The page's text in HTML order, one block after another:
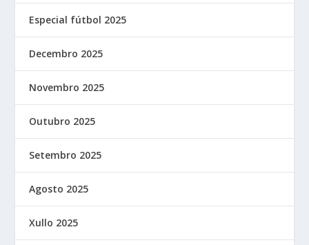
Especial fútbol 2025
Decembro 2025
Novembro 2025
Outubro 2025
Setembro 2025
Agosto 2025
Xullo 2025